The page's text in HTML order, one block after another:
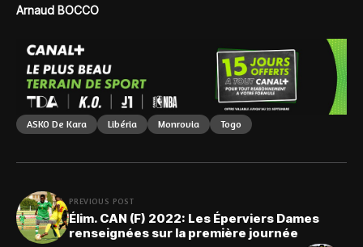
Arnaud BOCCO
ASKO De Kara Libéria Monrovia Togo
PREVIOUS POST
Élim. CAN (F) 2022: Les Éperviers Dames
renseignées sur la première journée